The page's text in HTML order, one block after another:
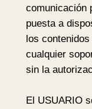
comunicación
puesta a
los
cualquier
sin la
El USUARIO